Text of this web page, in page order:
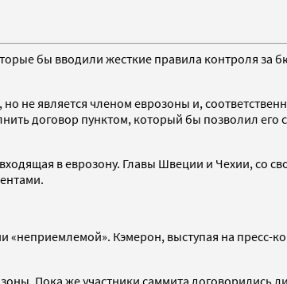
бы вводили жесткие правила контроля
не является членом еврозоны и,
договор пунктом, который бы позволил его
в еврозону. Главы Швеции и Чехии, со
Кэмерон, выступая на пресс-
Пока же участники саммита договорились